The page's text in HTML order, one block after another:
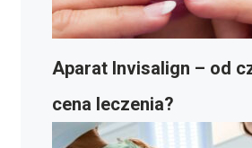
Aparat Invisalign – od
cena leczenia?